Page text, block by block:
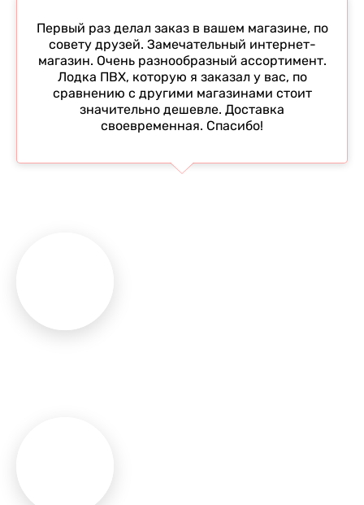
Первый раз делал заказ в вашем магазине, по
совету друзей. Замечательный интернет-
магазин. Очень разнообразный ассортимент.
Лодка ПВХ, которую я заказал у вас, по
сравнению с другими магазинами стоит
значительно дешевле. Доставка
своевременная. Спасибо!